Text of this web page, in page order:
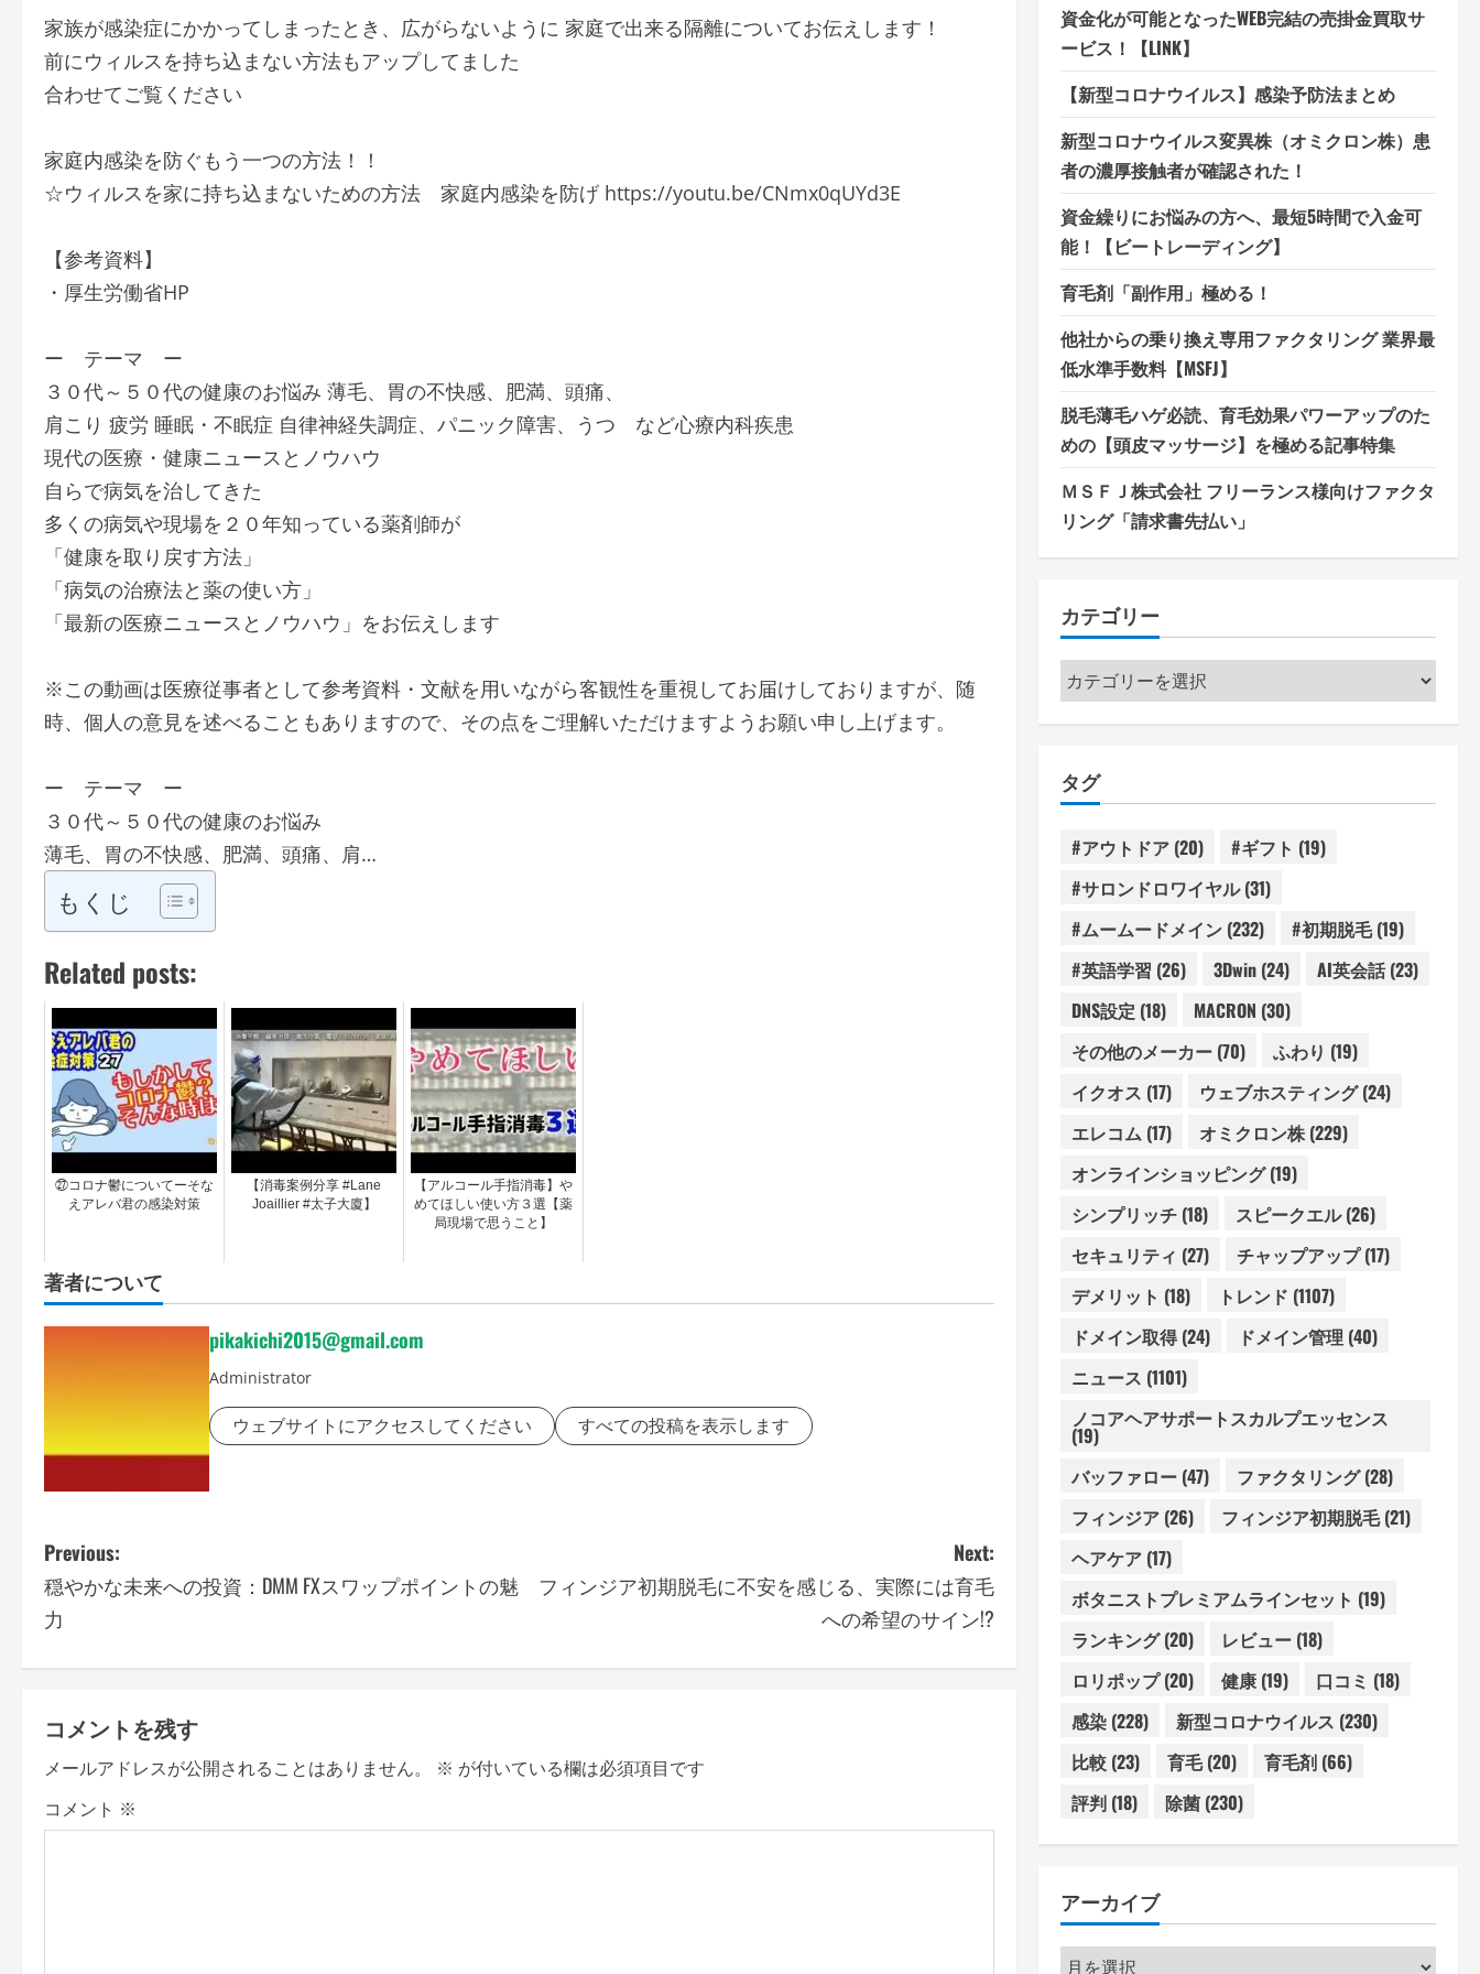
家族が感染症にかかってしまったとき、広がらないように 家庭で出来る隔離についてお伝えします！
前にウィルスを持ち込まない方法もアップしてました
合わせてご覧ください
家庭内感染を防ぐもう一つの方法！！
☆ウィルスを家に持ち込まないための方法 家庭内感染を防げ https://youtu.be/CNmx0qUYd3E
【参考資料】
・厚生労働省HP
ー テーマ ー
３０代～５０代の健康のお悩み 薄毛、胃の不快感、肥満、頭痛、
肩こり 疲労 睡眠・不眠症 自律神経失調症、パニック障害、うつ など心療内科疾患
現代の医療・健康ニュースとノウハウ
自らで病気を治してきた
多くの病気や現場を２０年知っている薬剤師が
「健康を取り戻す方法」
「病気の治療法と薬の使い方」
「最新の医療ニュースとノウハウ」をお伝えします
※この動画は医療従事者として参考資料・文献を用いながら客観性を重視してお届けしておりますが、随
時、個人の意見を述べることもありますので、その点をご理解いただけますようお願い申し上げます。
ー テーマ ー
３０代～５０代の健康のお悩み
薄毛、胃の不快感、肥満、頭痛、肩…
もくじ
Related posts:
㉗コロナ鬱についてーそな
えアレバ君の感染対策
【消毒案例分享 #Lane
Joaillier #太子大廈】
【アルコール手指消毒】や
めてほしい使い方３選【薬
局現場で思うこと】
著者について
pikakichi2015@gmail.com
Administrator
ウェブサイトにアクセスしてください すべての投稿を表示します
P
o
n
a
v
Previous:
穏やかな未来への投資：DMM FXスワップポイントの魅
力
Next:
フィンジア初期脱毛に不安を感じる、実際には育毛
への希望のサイン!?
コメントを残す
メールアドレスが公開されることはありません。 ※ が付いている欄は必須項目です
コメント ※
資金化が可能となったWEB完結の売掛金買取サ
ービス！【LINK】
【新型コロナウイルス】感染予防法まとめ
新型コロナウイルス変異株（オミクロン株）患
者の濃厚接触者が確認された！
資金繰りにお悩みの方へ、最短5時間で入金可
能！【ビートレーディング】
育毛剤「副作用」極める！
他社からの乗り換え専用ファクタリング 業界最
低水準手数料【MSFJ】
脱毛薄毛ハゲ必読、育毛効果パワーアップのた
めの【頭皮マッサージ】を極める記事特集
ＭＳＦＪ株式会社 フリーランス様向けファクタ
リング「請求書先払い」
カテゴリー
カ
テ
ー
タグ
#アウトドア(20) #ギフト (19)
#サロンドロワイヤル(31)
#ムームードメイン(232) #初期脱毛(19)
#英語学習 (26) 3Dwin(24) AI英会話(23)
DNS設定 (18) MACRON (30)
その他のメーカー(70) ふわり (19)
イクオス (17) ウェブホスティング(24)
エレコム(17) オミクロン株(229)
オンラインショッピング(19)
シンプリッチ(18) スピークエル(26)
セキュリティ (27) チャップアップ(17)
デメリット (18) トレンド (1107)
ドメイン取得(24) ドメイン管理 (40)
ニュース (1101)
ノコアヘアサポートスカルプエッセンス
(19)
バッファロー(47) ファクタリング(28)
フィンジア(26) フィンジア初期脱毛(21)
ヘアケア(17)
ボタニストプレミアムラインセット (19)
ランキング(20) レビュー(18)
ロリポップ(20) 健康(19) 口コミ (18)
感染(228) 新型コロナウイルス (230)
比較(23) 育毛(20) 育毛剤(66)
評判(18) 除菌(230)
アーカイブ
ア